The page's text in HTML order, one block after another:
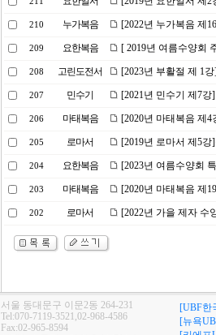
210 누가복음 [2022년 누가복음 제
209 요한복음 [ 2019년 여름수양회
208 고린도전서 [2023년 부활절 제 1
207 민수기 [2021년 민수기 제7
206 마태복음 [2020년 마태복음 제
205 로마서 [2019년 로마서 제5
204 요한복음 [2023년 여름수양회
203 마태복음 [2020년 마태복음 제
202 로마서 [2022년 가을 제자 수
서울 동대문구 이문2동 264-231
Tel:070-7119-3521,02-968-4586
Fax:02-965-8594
[UBF한
[뉴욕